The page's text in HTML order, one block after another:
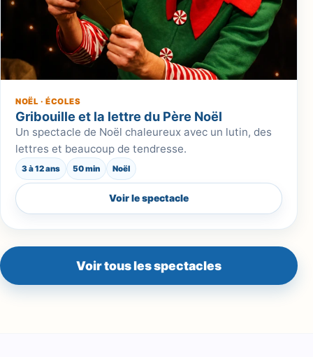
NOËL · ÉCOLES
Gribouille et la lettre du Père Noël
Un spectacle de Noël chaleureux avec un lutin, des
lettres et beaucoup de tendresse.
3 à 12 ans 50 min Noël
Voir le spectacle
Voir tous les spectacles